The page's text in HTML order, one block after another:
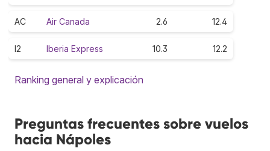
AC Air Canada 2.6 12.4
I2 Iberia Express 10.3 12.2
Ranking general y explicación
Preguntas frecuentes sobre vuelos
hacia Nápoles